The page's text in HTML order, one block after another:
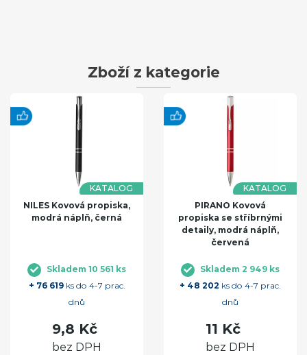
Zboží z kategorie
KATALOG
NILES Kovová propiska,
modrá náplň, černá
Skladem 10 561 ks
+ 76 619ks do 4-7 prac.
dnů
9,8 Kč
bez DPH
KATALOG
PIRANO Kovová
propiska se stříbrnými
detaily, modrá náplň,
červená
Skladem 2 949 ks
+ 48 202 ks do 4-7 prac.
dnů
11 Kč
bez DPH